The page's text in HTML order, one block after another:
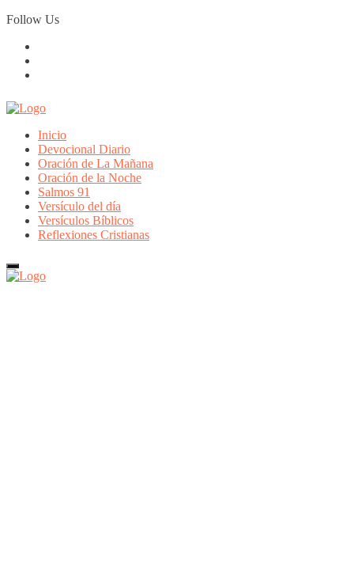
Skip
to
Follow Us
Inicio
Devocional Diario
Oración de La Mañana
Oración de la Noche
Salmos 91
Versículo del día
Versículos Bíblicos
Reflexiones Cristianas